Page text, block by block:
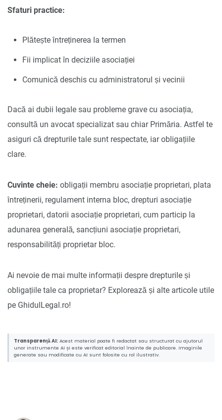
Sfaturi practice:
Plătește întreținerea la termen
Fii implicat în deciziile asociației
Comunică deschis cu administratorul și vecinii
Dacă ai dubii legale sau probleme grave cu asociația,
consultă un avocat specializat sau chiar Primăria. Astfel te
asiguri că drepturile tale sunt respectate, iar obligațiile
clare.
Cuvinte cheie: obligații membru asociație proprietari, plata
întreținerii, regulament interna bloc, drepturi asociație
proprietari, datorii asociație proprietari, cum particip la
adunarea generală, sancțiuni asociație proprietari,
responsabilități proprietar bloc.
Ai nevoie de mai multe informații despre drepturile și
obligațiile tale ca proprietar? Explorează și alte articole utile
pe GhidulLegal.ro!
Transparență AI: Acest material poate fi redactat sau structurat cu ajutorul
unor instrumente AI și este verificat editorial înainte de publicare. Imaginile
generate sau modificate cu AI sunt folosite cu rol ilustrativ.